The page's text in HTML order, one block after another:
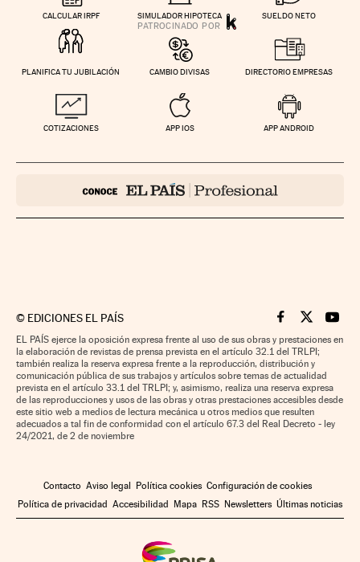
CALCULAR IRPF SIMULADOR HIPOTECA SUELDO NETO
PLANIFICA TU JUBILACIÓN CAMBIO DIVISAS DIRECTORIO EMPRESAS
COTIZACIONES APP IOS APP ANDROID
© EDICIONES EL PAÍS Cinco Días en
Cinco Días
Cinco
EL PAÍS ejerce la oposición expresa frente al uso de sus obras y prestaciones en
la elaboración de revistas de prensa prevista en el artículo 32.1 del TRLPI;
también realiza la reserva expresa frente a la reproducción, distribución y
comunicación pública de sus trabajos y artículos sobre temas de actualidad
prevista en el artículo 33.1 del TRLPI; y, asimismo, realiza una reserva expresa
de las reproducciones y usos de las obras y otras prestaciones accesibles desde
este sitio web a medios de lectura mecánica u otros medios que resulten
adecuados a tal fin de conformidad con el artículo 67.3 del Real Decreto - ley
24/2021, de 2 de noviembre
Contacto Aviso legal Política cookies Configuración de cookies
Política de privacidad Accesibilidad Mapa RSS Newsletters Últimas noticias